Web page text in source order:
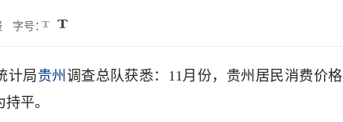
字号：
计局贵州 调查总队获悉：11月份，贵州居民消费价格
平。